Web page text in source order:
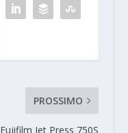
PROSSIMO
Fujifilm Jet Press 750S